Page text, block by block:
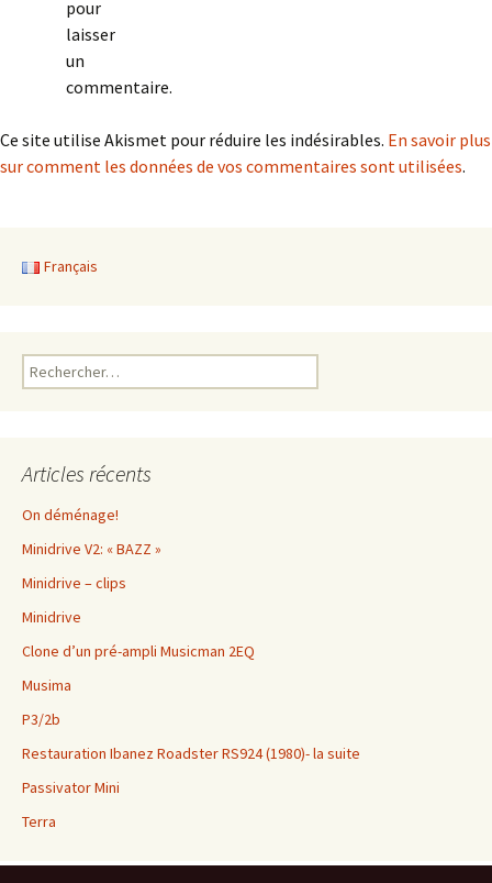
pour
laisser
un
commentaire.
Ce site utilise Akismet pour réduire les indésirables. En savoir plus
sur comment les données de vos commentaires sont utilisées.
Français
Rechercher :
Articles récents
On déménage!
Minidrive V2: « BAZZ »
Minidrive – clips
Minidrive
Clone d’un pré-ampli Musicman 2EQ
Musima
P3/2b
Restauration Ibanez Roadster RS924 (1980)- la suite
Passivator Mini
Terra